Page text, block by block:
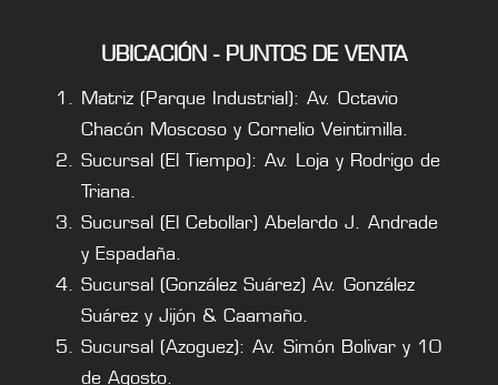
UBICACIÓN - PUNTOS DE VENTA
Matriz (Parque Industrial): Av. Octavio
Chacón Moscoso y Cornelio Veintimilla.
Sucursal (El Tiempo): Av. Loja y Rodrigo de
Triana.
Sucursal (El Cebollar) Abelardo J. Andrade
y Espadaña.
Sucursal (González Suárez) Av. González
Suárez y Jijón & Caamaño.
Sucursal (Azoguez): Av. Simón Bolivar y 10
de Agosto.